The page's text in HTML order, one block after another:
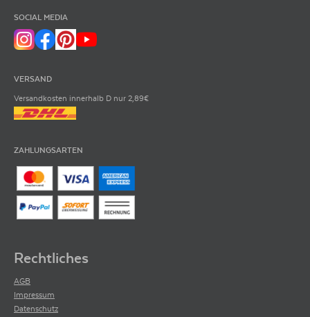
SOCIAL MEDIA
VERSAND
Versandkosten innerhalb D nur 2,89€
ZAHLUNGSARTEN
Rechtliches
AGB
Impressum
Datenschutz